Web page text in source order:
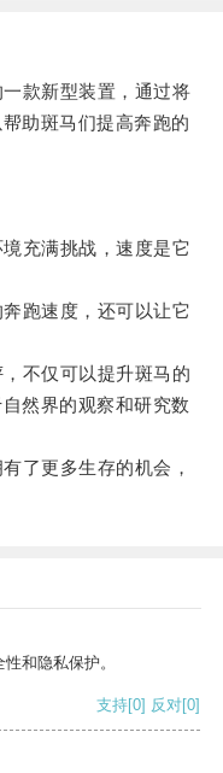
款新型装置，通过将
助斑马们提高奔跑的
充满挑战，速度是它
跑速度，还可以让它
不仅可以提升斑马的
然界的观察和研究数
了更多生存的机会，
和隐私保护。
支持[0] 反对[0]